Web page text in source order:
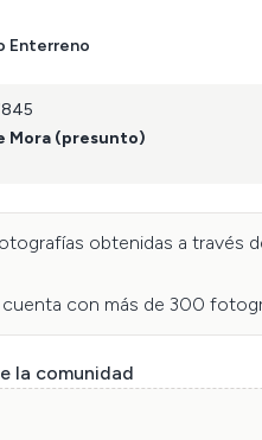
Enterreno
Mora (presunto)
obtenidas a través
con más de 300
la comunidad